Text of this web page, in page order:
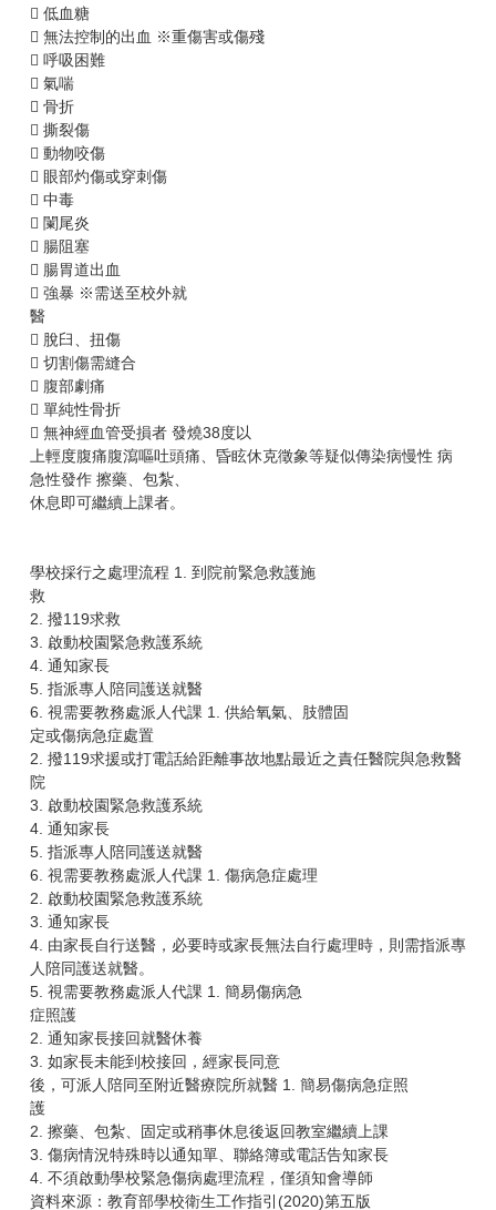
 低血糖
 無法控制的出血 ※重傷害或傷殘
 呼吸困難
 氣喘
 骨折
 撕裂傷
 動物咬傷
 眼部灼傷或穿刺傷
 中毒
 闌尾炎
 腸阻塞
 腸胃道出血
 強暴 ※需送至校外就
醫
 脫臼、扭傷
 切割傷需縫合
 腹部劇痛
 單純性骨折
 無神經血管受損者 發燒38度以
上輕度腹痛腹瀉嘔吐頭痛、昏眩休克徵象等疑似傳染病慢性 病
急性發作 擦藥、包紮、
休息即可繼續上課者。
學校採行之處理流程 1. 到院前緊急救護施
救
2. 撥119求救
3. 啟動校園緊急救護系統
4. 通知家長
5. 指派專人陪同護送就醫
6. 視需要教務處派人代課 1. 供給氧氣、肢體固
定或傷病急症處置
2. 撥119求援或打電話給距離事故地點最近之責任醫院與急救醫
院
3. 啟動校園緊急救護系統
4. 通知家長
5. 指派專人陪同護送就醫
6. 視需要教務處派人代課 1. 傷病急症處理
2. 啟動校園緊急救護系統
3. 通知家長
4. 由家長自行送醫，必要時或家長無法自行處理時，則需指派專
人陪同護送就醫。
5. 視需要教務處派人代課 1. 簡易傷病急
症照護
2. 通知家長接回就醫休養
3. 如家長未能到校接回，經家長同意
後，可派人陪同至附近醫療院所就醫 1. 簡易傷病急症照
護
2. 擦藥、包紮、固定或稍事休息後返回教室繼續上課
3. 傷病情況特殊時以通知單、聯絡簿或電話告知家長
4. 不須啟動學校緊急傷病處理流程，僅須知會導師
資料來源：教育部學校衛生工作指引(2020)第五版